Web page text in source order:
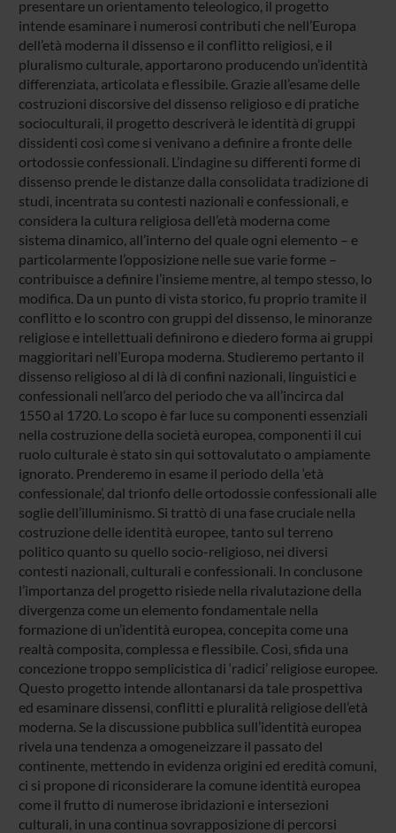
presentare un orientamento teleologico, il progetto
intende esaminare i numerosi contributi che nell’Europa
dell’età moderna il dissenso e il conflitto religiosi, e il
pluralismo culturale, apportarono producendo un’identità
differenziata, articolata e flessibile. Grazie all’esame delle
costruzioni discorsive del dissenso religioso e di pratiche
socioculturali, il progetto descriverà le identità di gruppi
dissidenti così come si venivano a definire a fronte delle
ortodossie confessionali. L’indagine su differenti forme di
dissenso prende le distanze dalla consolidata tradizione di
studi, incentrata su contesti nazionali e confessionali, e
considera la cultura religiosa dell’età moderna come
sistema dinamico, all’interno del quale ogni elemento – e
particolarmente l’opposizione nelle sue varie forme –
contribuisce a definire l’insieme mentre, al tempo stesso, lo
modifica. Da un punto di vista storico, fu proprio tramite il
conflitto e lo scontro con gruppi del dissenso, le minoranze
religiose e intellettuali definirono e diedero forma ai gruppi
maggioritari nell’Europa moderna. Studieremo pertanto il
dissenso religioso al di là di confini nazionali, linguistici e
confessionali nell’arco del periodo che va all’incirca dal
1550 al 1720. Lo scopo è far luce su componenti essenziali
nella costruzione della società europea, componenti il cui
ruolo culturale è stato sin qui sottovalutato o ampiamente
ignorato. Prenderemo in esame il periodo della ‘età
confessionale’, dal trionfo delle ortodossie confessionali alle
soglie dell’illuminismo. Si trattò di una fase cruciale nella
costruzione delle identità europee, tanto sul terreno
politico quanto su quello socio-religioso, nei diversi
contesti nazionali, culturali e confessionali. In conclusone
l’importanza del progetto risiede nella rivalutazione della
divergenza come un elemento fondamentale nella
formazione di un’identità europea, concepita come una
realtà composita, complessa e flessibile. Così, sfida una
concezione troppo semplicistica di ‘radici’ religiose europee.
Questo progetto intende allontanarsi da tale prospettiva
ed esaminare dissensi, conflitti e pluralità religiose dell’età
moderna. Se la discussione pubblica sull’identità europea
rivela una tendenza a omogeneizzare il passato del
continente, mettendo in evidenza origini ed eredità comuni,
ci si propone di riconsiderare la comune identità europea
come il frutto di numerose ibridazioni e intersezioni
culturali, in una continua sovrapposizione di percorsi